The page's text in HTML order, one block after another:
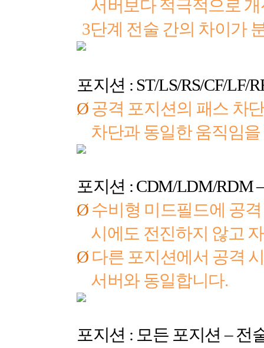
서버보다 적극적으로
3단계 전술 간의 차이가
포지션 : ST/LS/RS/CF/LF/
Ø 공격 포지션의 패스 차
차단과 동일한 움직임
포지션 : CDM/LDM/RDM
Ø 수비형 미드필드에 공
시에도 전진하지 않고
Ø 다른 포지션에서 공격
서버와 동일합니다.
포지션 : 모든 포지션–전